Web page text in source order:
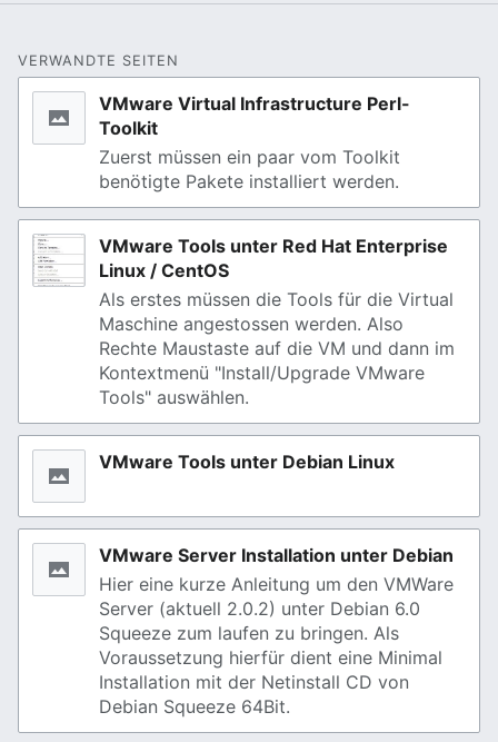
VERWANDTE SEITEN
VMware Virtual Infrastructure Perl-
Toolkit
Zuerst müssen ein paar vom Toolkit
benötigte Pakete installiert werden.
VMware Tools unter Red Hat Enterprise
Linux / CentOS
Als erstes müssen die Tools für die Virtual
Maschine angestossen werden. Also
Rechte Maustaste auf die VM und dann im
Kontextmenü "Install/Upgrade VMware
Tools" auswählen.
VMware Tools unter Debian Linux
VMware Server Installation unter Debian
Hier eine kurze Anleitung um den VMWare
Server (aktuell 2.0.2) unter Debian 6.0
Squeeze zum laufen zu bringen. Als
Voraussetzung hierfür dient eine Minimal
Installation mit der Netinstall CD von
Debian Squeeze 64Bit.